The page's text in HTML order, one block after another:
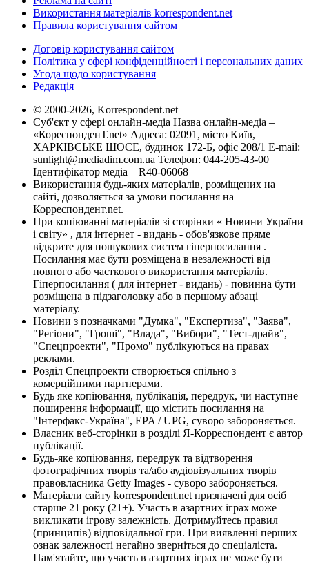
Використання матеріалів korrespondent.net
Правила користування сайтом
Договір користування сайтом
Політика у сфері конфіденційності і персональних даних
Угода щодо користування
Редакція
© 2000-2026, Korrespondent.net
Суб'єкт у сфері онлайн-медіа Назва онлайн-медіа –
«КореспонденТ.net» Адреса: 02091, місто Київ,
ХАРКІВСЬКЕ ШОСЕ, будинок 172-Б, офіс 208/1 E-mail:
sunlight@mediadim.com.ua Телефон: 044-205-43-00
Ідентифікатор медіа – R40-06068
Використання будь-яких матеріалів, розміщених на
сайті, дозволяється за умови посилання на
Корреспондент.net.
При копіюванні матеріалів зі сторінки « Новини України
і світу» , для інтернет - видань - обов'язкове пряме
відкрите для пошукових систем гіперпосилання .
Посилання має бути розміщена в незалежності від
повного або часткового використання матеріалів.
Гіперпосилання ( для інтернет - видань) - повинна бути
розміщена в підзаголовку або в першому абзаці
матеріалу.
Новини з позначками "Думка", "Експертиза", "Заява",
"Регіони", "Гроші", "Влада", "Вибори", "Тест-драйв",
"Спецпроекти", "Промо" публікуються на правах
реклами.
Розділ Спецпроекти створюється спільно з
комерційними партнерами.
Будь яке копіювання, публікація, передрук, чи наступне
поширення інформації, що містить посилання на
"Інтерфакс-Україна", EPA / UPG, суворо забороняється.
Власник веб-сторінки в розділі Я-Корреспондент є автор
публікації.
Будь-яке копіювання, передрук та відтворення
фотографічних творів та/або аудіовізуальних творів
правовласника Getty Images - суворо забороняється.
Матеріали сайту korrespondent.net призначені для осіб
старше 21 року (21+). Участь в азартних іграх може
викликати ігрову залежність. Дотримуйтесь правил
(принципів) відповідальної гри. При виявленні перших
ознак залежності негайно зверніться до спеціаліста.
Пам'ятайте, що участь в азартних іграх не може бути